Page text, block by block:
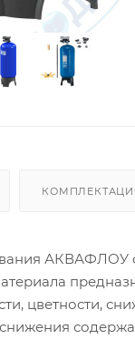
АКВАФЛОУ
цветности,